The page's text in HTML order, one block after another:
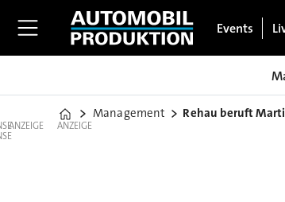
Events
Home
Management Rehau beruft
ANZEIGE ANZEIGE